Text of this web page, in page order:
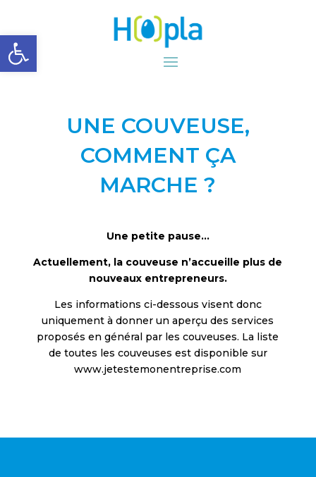
Ouvrir la barre d’outils
UNE COUVEUSE,
COMMENT ÇA
MARCHE ?
Une petite pause…
Actuellement, la couveuse n’accueille plus de
nouveaux entrepreneurs.
Les informations ci-dessous visent donc
uniquement à donner un aperçu des services
proposés en général par les couveuses. La liste
de toutes les couveuses est disponible sur
www.jetestemonentreprise.com